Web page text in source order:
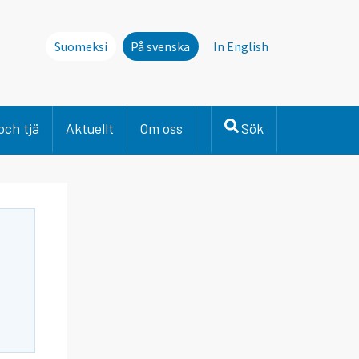
Suomeksi På svenska In English
tjä Aktuellt Om oss Sök